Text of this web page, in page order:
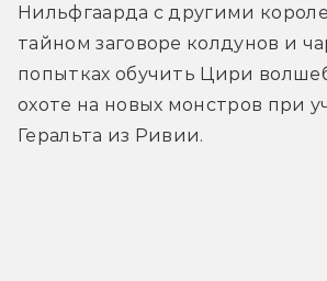
Нильфгаарда с другими
тайном заговоре колдунов и
попытках обучить Цири
охоте на новых монстров при
Геральта из Ривии.